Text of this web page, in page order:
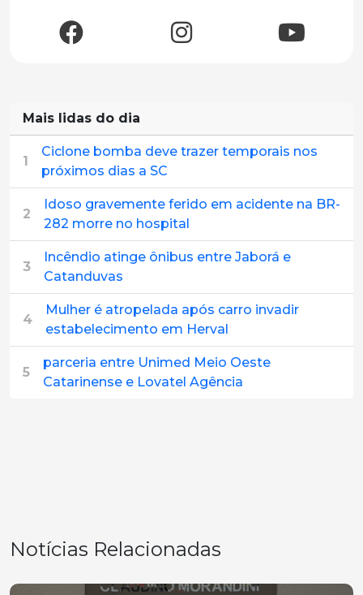
Mais lidas do dia
1
Ciclone bomba deve trazer temporais nos
próximos dias a SC
2
Idoso gravemente ferido em acidente na BR-
282 morre no hospital
3
Incêndio atinge ônibus entre Jaborá e
Catanduvas
4
Mulher é atropelada após carro invadir
estabelecimento em Herval
5
parceria entre Unimed Meio Oeste
Catarinense e Lovatel Agência
Notícias Relacionadas